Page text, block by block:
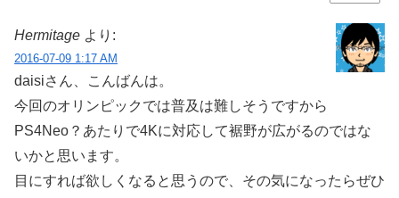
Hermitage より:
2016-07-09 1:17 AM
daisiさん、こんばんは。
今回のオリンピックでは普及は難しそうですから
PS4Neo？あたりで4Kに対応して裾野が広がるのではな
いかと思います。
目にすれば欲しくなると思うので、その気になったらぜひ